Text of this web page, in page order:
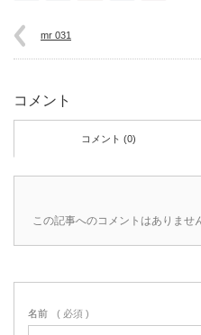
mr 031
コメント
コメント (0)
この記事へのコメントはありませ
名前 ( 必須 )